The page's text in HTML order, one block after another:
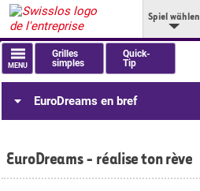
Spiel wählen
MENU
Grilles
simples
Quick-
Tip
EuroDreams en bref
EuroDreams - réalise ton rève